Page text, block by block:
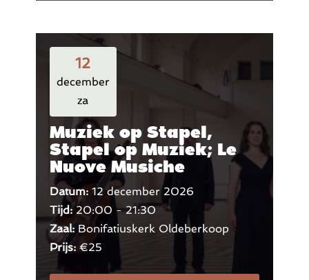
12
december
za
Muziek op Stapel,
Stapel op Muziek; Le
Nuove Musiche
Datum: 12 december 2026
Tijd:20:00 - 21:30
Zaal: Bonifatiuskerk Oldeberkoop
Prijs: €25